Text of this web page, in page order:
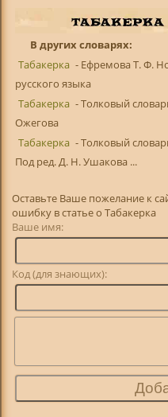
В других словарях:
Табакерка - Ефремова Т. Ф.
русского языка
Табакерка - Толковый
Ожегова
Табакерка - Толковый
Под ред. Д. Н. Ушакова ...
Оставьте Ваше пожелание к
ошибку в статье о Табакерка
Ваше имя:
Код (для знающих):